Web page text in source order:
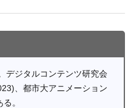
デジタルコンテンツ研究会
、都市大アニメーション
。